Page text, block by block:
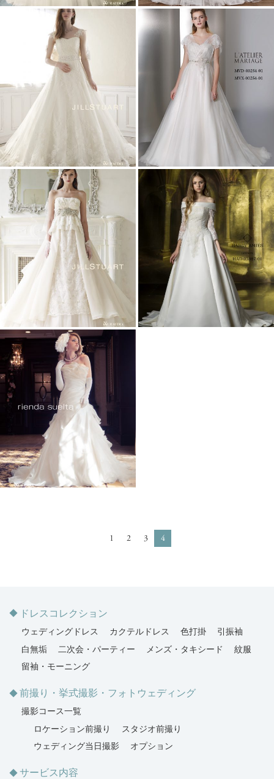
1 2 3 4
ドレスコレクション
ウェディングドレス カクテルドレス 色打掛
引振袖
白無垢
二次会・パーティー メンズ・タキシード
紋服
留袖・モーニング
前撮り・挙式撮影・フォトウェディング
撮影コース一覧
ロケーション前撮り
スタジオ前撮り
ウェディング当日撮影
オプション
サービス内容